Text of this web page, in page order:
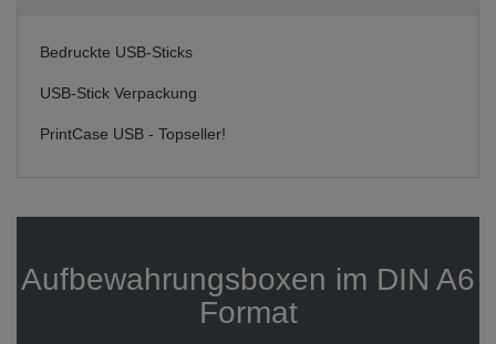
Bedruckte USB-Sticks
USB-Stick Verpackung
PrintCase USB - Topseller!
Aufbewahrungsboxen im DIN A6
Format